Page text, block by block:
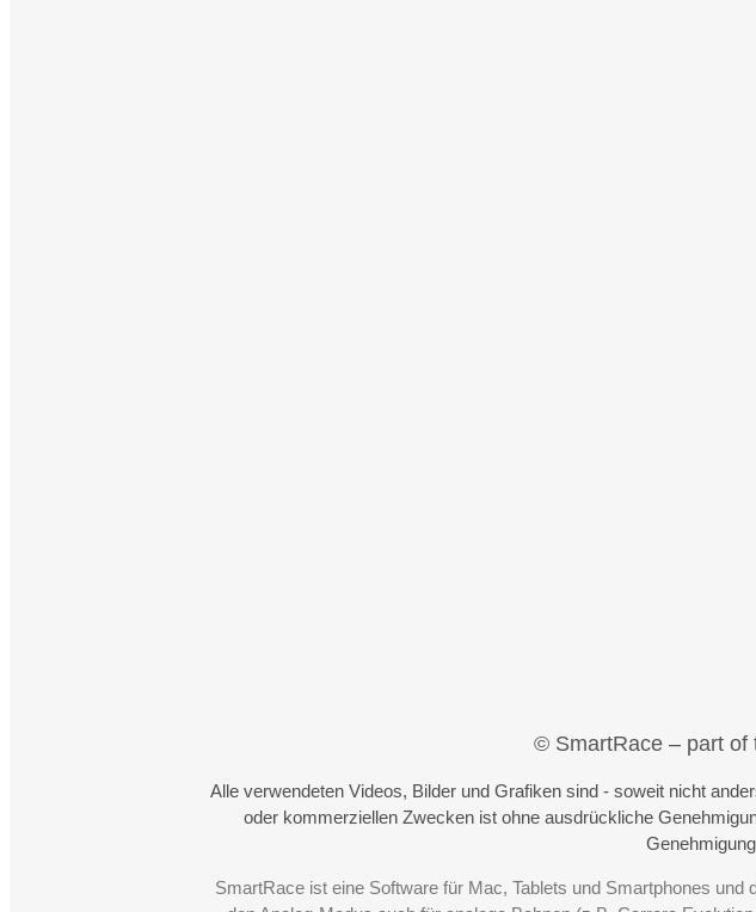
© SmartRace – part of
Alle verwendeten Videos, Bilder und Grafiken sind - soweit nicht
oder kommerziellen Zwecken ist ohne ausdrückliche
SmartRace ist eine Software für Mac, Tablets und Smartphones